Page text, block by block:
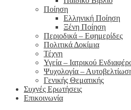
Ποίηση
Ελληνική Ποίηση
Ξένη Ποίηση
Περιοδικά – Εφημερίδες
Πολιτικά Δοκίμια
Τέχνη
Υγεία – Ιατρικού
Ψυχολογία –
Γενικής Θεματικής
Συχνές Ερωτήσεις
Επικοινωνία